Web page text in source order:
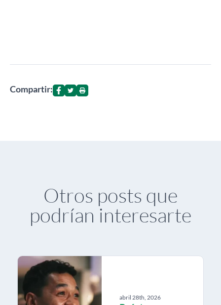
Compartir:
Otros posts que
podrían interesarte
abril 28th, 2026